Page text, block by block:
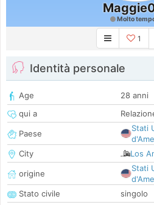
Molto
1
Identità personale
Age
28 anni
qui a
Paese
Stati
City
Los
origine
Stati
Stato civile
singolo